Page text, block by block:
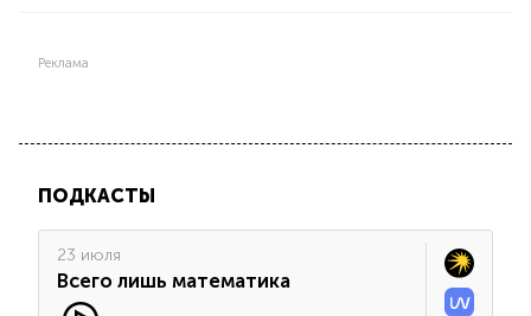
Реклама
ПОДКАСТЫ
23 июля
Всего лишь математика